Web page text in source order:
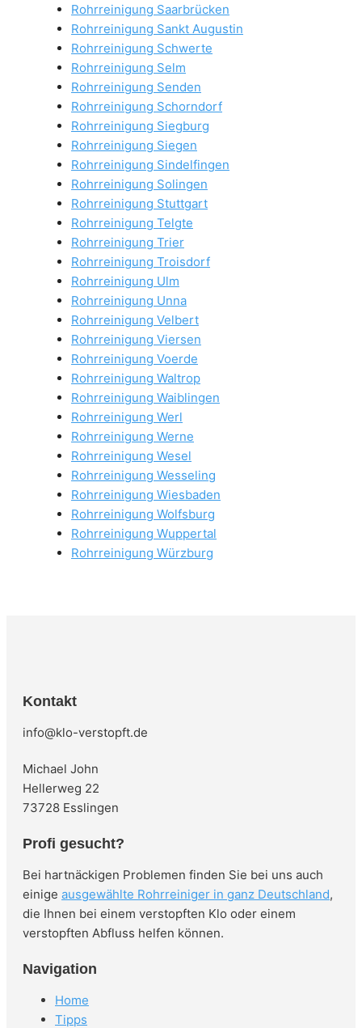
Rohrreinigung Saarbrücken
Rohrreinigung Sankt Augustin
Rohrreinigung Schwerte
Rohrreinigung Selm
Rohrreinigung Senden
Rohrreinigung Schorndorf
Rohrreinigung Siegburg
Rohrreinigung Siegen
Rohrreinigung Sindelfingen
Rohrreinigung Solingen
Rohrreinigung Stuttgart
Rohrreinigung Telgte
Rohrreinigung Trier
Rohrreinigung Troisdorf
Rohrreinigung Ulm
Rohrreinigung Unna
Rohrreinigung Velbert
Rohrreinigung Viersen
Rohrreinigung Voerde
Rohrreinigung Waltrop
Rohrreinigung Waiblingen
Rohrreinigung Werl
Rohrreinigung Werne
Rohrreinigung Wesel
Rohrreinigung Wesseling
Rohrreinigung Wiesbaden
Rohrreinigung Wolfsburg
Rohrreinigung Wuppertal
Rohrreinigung Würzburg
Kontakt
info@klo-verstopft.de
Michael John
Hellerweg 22
73728 Esslingen
Profi gesucht?
Bei hartnäckigen Problemen finden Sie bei uns auch
einige ausgewählte Rohrreiniger in ganz Deutschland,
die Ihnen bei einem verstopften Klo oder einem
verstopften Abfluss helfen können.
Navigation
Home
Tipps